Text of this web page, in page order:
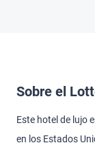
Sobre el
Este hotel de lujo
en los Estados